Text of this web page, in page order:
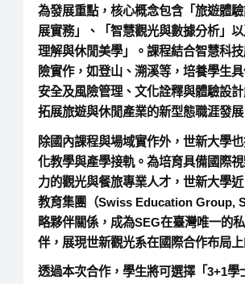
為發展重點，核心概念包含「旅遊體
展實務」、「智慧觀光與數據分析」
理解與休閒美學」。課程結合智慧科
險實作，如登山、溯溪等，培養學生
安全及風險管理、文化詮釋與體驗設
拓展旅遊與休閒產業的新型態職涯發展
除國內課程與場域實作外，世新大學
化教學與產學接軌。為培育具備國際
力的觀光與餐旅專業人才，世新大學
教育集團（Swiss Education Group,
略夥伴關係，成為SEG在臺灣唯一的
伴，展現世新觀光系在國際合作布局上
透過本次合作，學生將可選擇「3+1學